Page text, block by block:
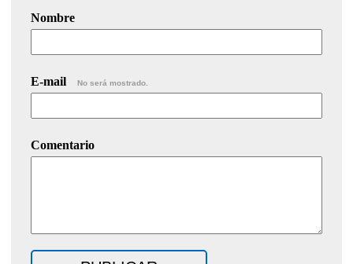
Nombre
E-mail No será mostrado.
Comentario